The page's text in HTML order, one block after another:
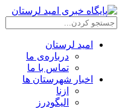
امید لرستان
درباره‌ی ما
تماس با ما
اخبار شهرستان ها
ازنا
الیگودرز